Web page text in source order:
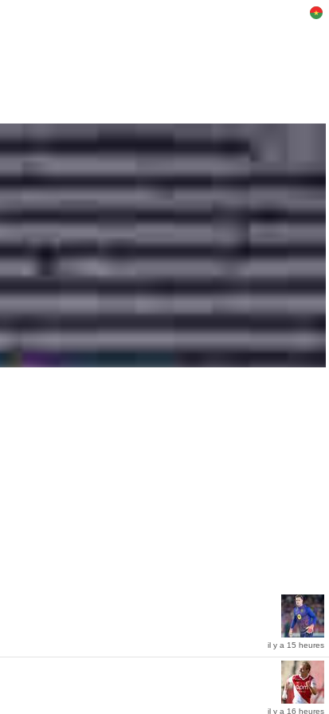
les Diables Rouges ont chipé la troisième place à leur adversaire direct, s'offrant
il y a 15 heures
il y a 16 heures